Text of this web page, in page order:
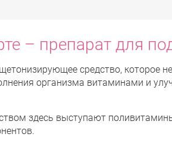
– препарат для
средство, которое
организма витаминами и
здесь выступают